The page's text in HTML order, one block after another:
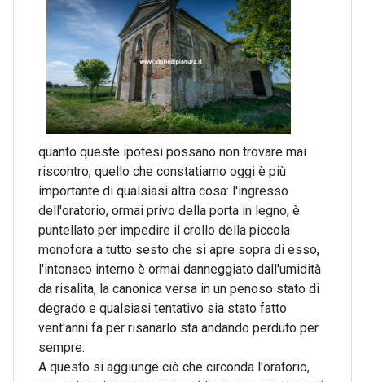
quanto queste ipotesi possano non trovare mai
riscontro, quello che constatiamo oggi è più
importante di qualsiasi altra cosa: l'ingresso
dell'oratorio, ormai privo della porta in legno, è
puntellato per impedire il crollo della piccola
monofora a tutto sesto che si apre sopra di esso,
l'intonaco interno è ormai danneggiato dall'umidità
da risalita, la canonica versa in un penoso stato di
degrado e qualsiasi tentativo sia stato fatto
vent'anni fa per risanarlo sta andando perduto per
sempre.
A questo si aggiunge ciò che circonda l'oratorio,